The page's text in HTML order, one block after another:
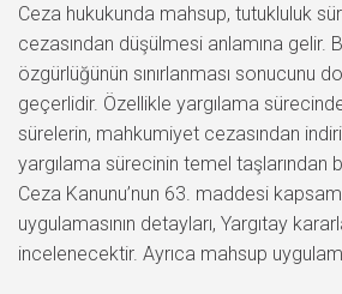
Ceza hukukunda mahsup, tutukluluk
cezasından düşülmesi anlamına gelir.
özgürlüğünün sınırlanması sonucunu
geçerlidir. Özellikle yargılama
sürelerin, mahkumiyet cezasından
yargılama sürecinin temel taşlarından
Ceza Kanunu’nun 63. maddesi
uygulamasının detayları, Yargıtay
incelenecektir. Ayrıca mahsup